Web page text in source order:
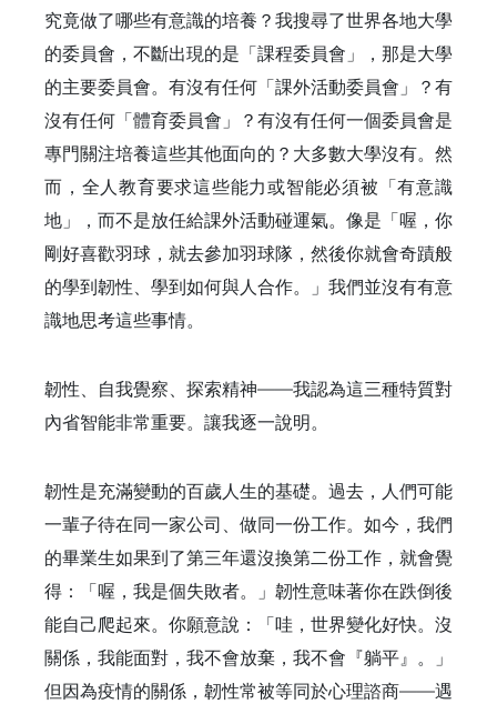
究竟做了哪些有意識的培養？我搜尋了世界各地大學
的委員會，不斷出現的是「課程委員會」，那是大學
的主要委員會。有沒有任何「課外活動委員會」？有
沒有任何「體育委員會」？有沒有任何一個委員會是
專門關注培養這些其他面向的？大多數大學沒有。然
而，全人教育要求這些能力或智能必須被「有意識
地」，而不是放任給課外活動碰運氣。像是「喔，你
剛好喜歡羽球，就去參加羽球隊，然後你就會奇蹟般
的學到韌性、學到如何與人合作。」我們並沒有有意
識地思考這些事情。
韌性、自我覺察、探索精神——我認為這三種特質對
內省智能非常重要。讓我逐一說明。
韌性是充滿變動的百歲人生的基礎。過去，人們可能
一輩子待在同一家公司、做同一份工作。如今，我們
的畢業生如果到了第三年還沒換第二份工作，就會覺
得：「喔，我是個失敗者。」韌性意味著你在跌倒後
能自己爬起來。你願意說：「哇，世界變化好快。沒
關係，我能面對，我不會放棄，我不會『躺平』。」
但因為疫情的關係，韌性常被等同於心理諮商——遇